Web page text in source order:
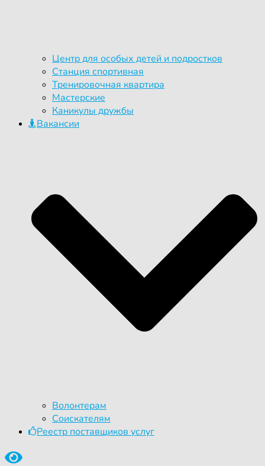
Центр для особых детей и подростков
Станция спортивная
Тренировочная квартира
Мастерские
Каникулы дружбы
Вакансии
Волонтерам
Соискателям
Реестр поставщиков услуг